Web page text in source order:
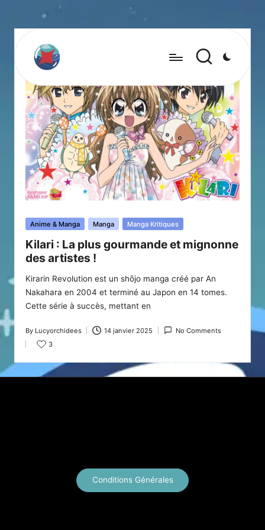
Posted
Anime & Manga Manga Manga Kritiques
Kilari : La plus gourmande et mignonne
des artistes !
Kirarin Revolution est un shōjo manga créé par An
Nakahara en 2004 et terminé au Japon en 14 tomes.
Cette série à succès, mettant en
Posted
by
By Lucyorchidees 14 janvier 2025
No Comments
3
Conditions Générales